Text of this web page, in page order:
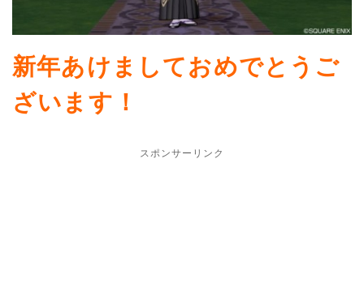
新年あけましておめでとうご
ざいます！
スポンサーリンク